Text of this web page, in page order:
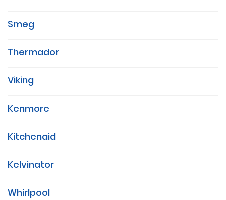
Smeg
Thermador
Viking
Kenmore
Kitchenaid
Kelvinator
Whirlpool